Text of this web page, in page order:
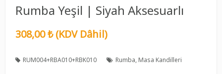
Rumba Yeşil | Siyah Aksesuarlı
308,00 ₺ (KDV Dâhil)
RUM004+RBA010+RBK010 Rumba Masa Kandilleri